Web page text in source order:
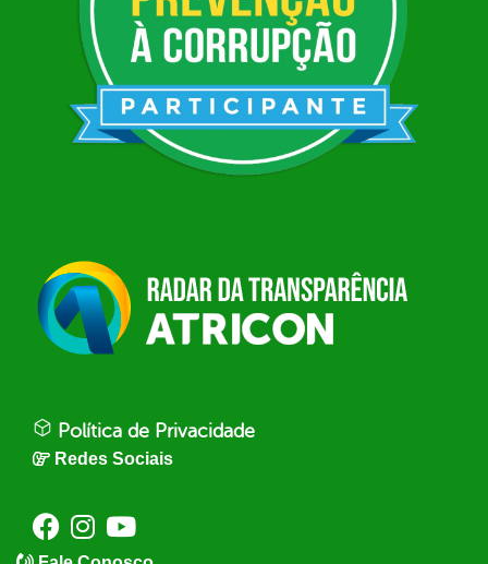
Política de Privacidade
Redes Sociais